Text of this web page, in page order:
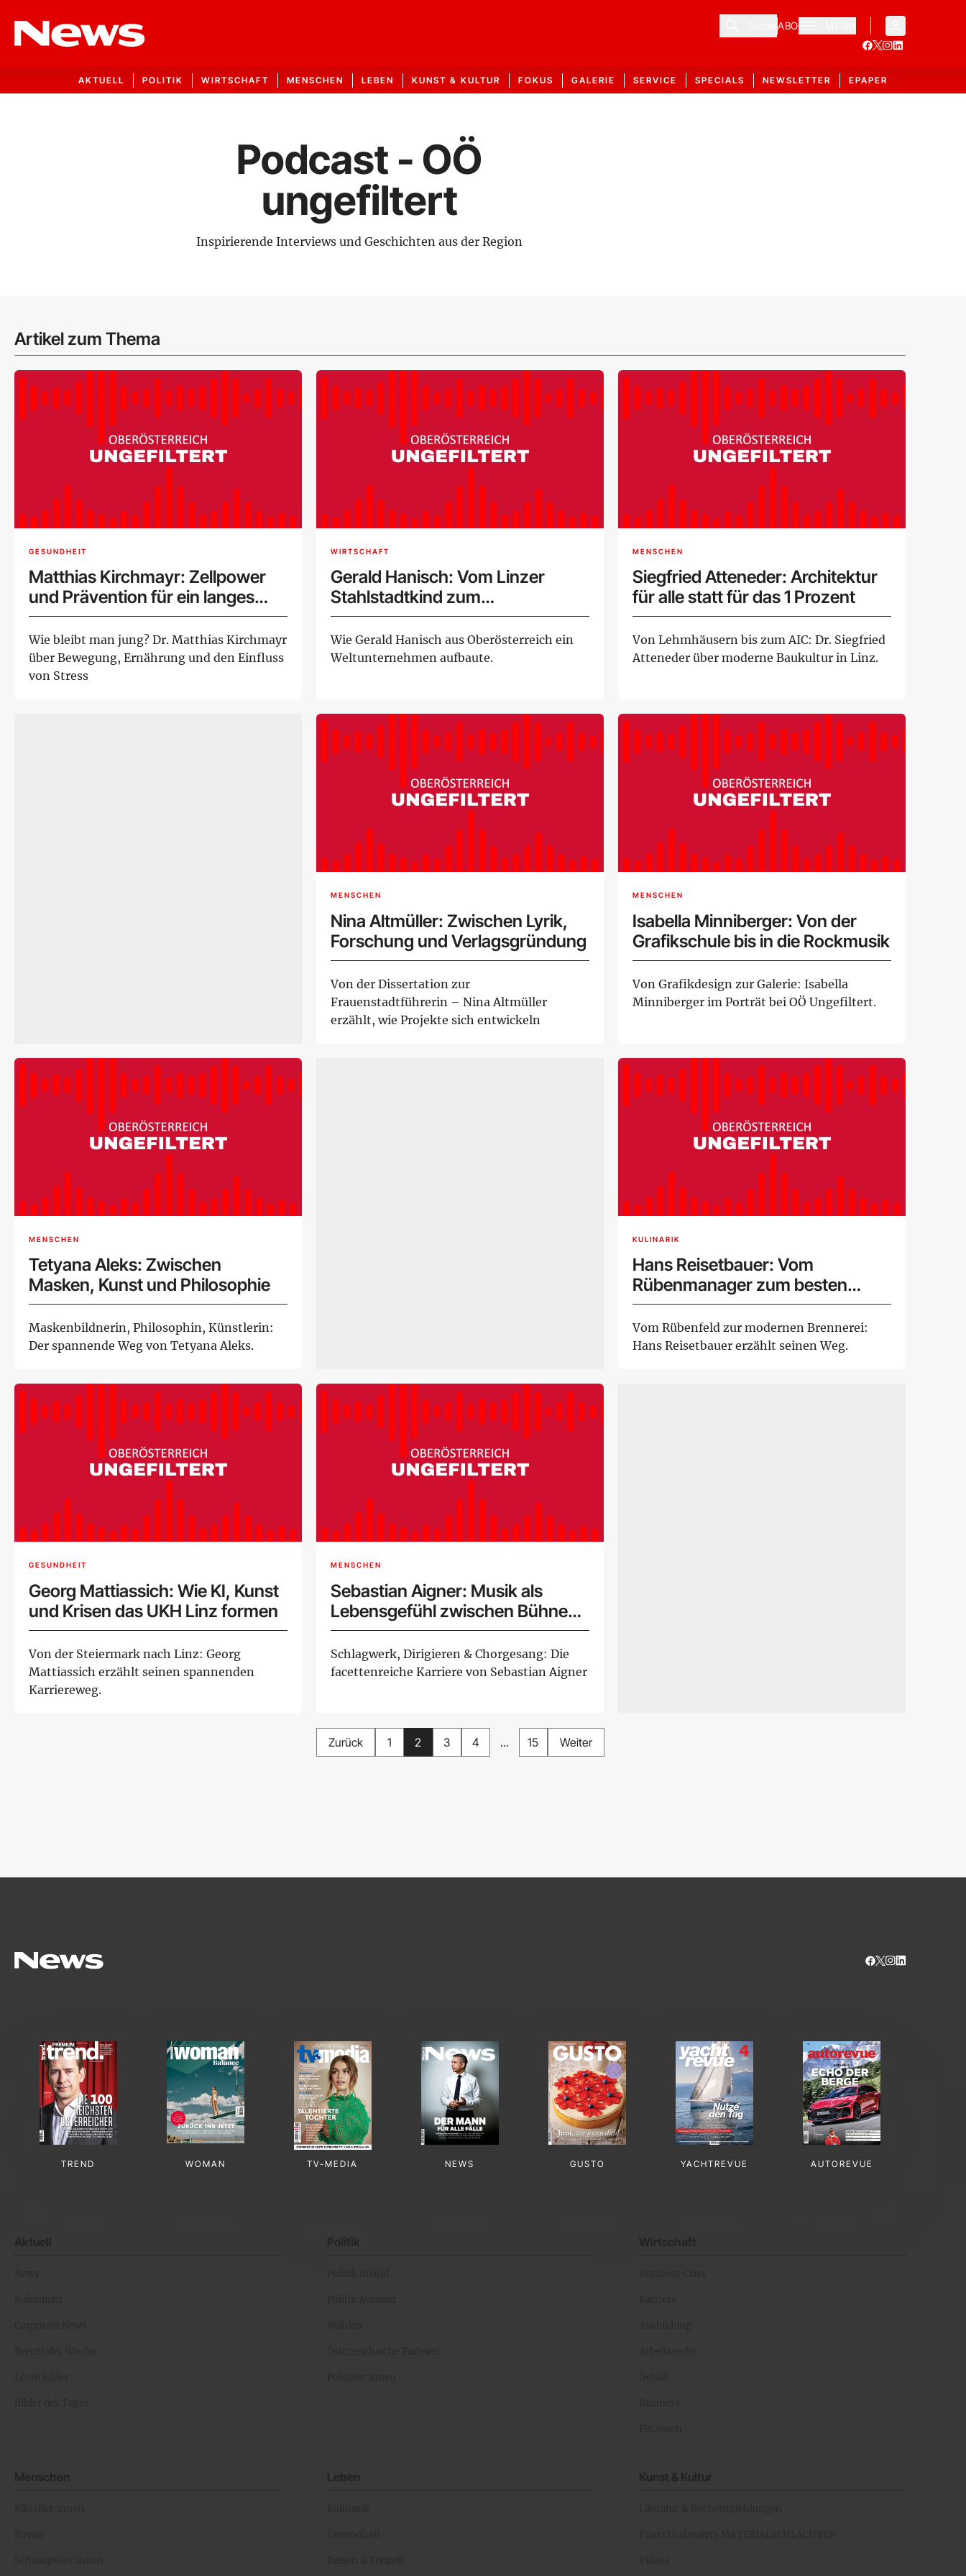
ABO
AKTUELL POLITIK WIRTSCHAFT MENSCHEN LEBEN KUNST & KULTUR FOKUS GALERIE SERVICE SPECIALS NEWSLETTER EPAPER
Podcast - OÖ
ungefiltert
Inspirierende Interviews und Geschichten aus der Region
Artikel zum Thema
GESUNDHEIT
Matthias Kirchmayr: Zellpower
und Prävention für ein langes
Leben
Wie bleibt man jung? Dr. Matthias Kirchmayr
über Bewegung, Ernährung und den Einfluss
von Stress
WIRTSCHAFT
Gerald Hanisch: Vom Linzer
Stahlstadtkind zum
Weltmarktführer
Wie Gerald Hanisch aus Oberösterreich ein
Weltunternehmen aufbaute.
MENSCHEN
Siegfried Atteneder: Architektur
für alle statt für das 1 Prozent
Von Lehmhäusern bis zum AIC: Dr. Siegfried
Atteneder über moderne Baukultur in Linz.
MENSCHEN
Nina Altmüller: Zwischen Lyrik,
Forschung und Verlagsgründung
Von der Dissertation zur
Frauenstadtführerin – Nina Altmüller
erzählt, wie Projekte sich entwickeln
MENSCHEN
Isabella Minniberger: Von der
Grafikschule bis in die Rockmusik
Von Grafikdesign zur Galerie: Isabella
Minniberger im Porträt bei OÖ Ungefiltert.
MENSCHEN
Tetyana Aleks: Zwischen
Masken, Kunst und Philosophie
Maskenbildnerin, Philosophin, Künstlerin:
Der spannende Weg von Tetyana Aleks.
KULINARIK
Hans Reisetbauer: Vom
Rübenmanager zum besten
Schnapsbrenner der Welt
Vom Rübenfeld zur modernen Brennerei:
Hans Reisetbauer erzählt seinen Weg.
GESUNDHEIT
Georg Mattiassich: Wie KI, Kunst
und Krisen das UKH Linz formen
Von der Steiermark nach Linz: Georg
Mattiassich erzählt seinen spannenden
Karriereweg.
MENSCHEN
Sebastian Aigner: Musik als
Lebensgefühl zwischen Bühne
und Leitung
Schlagwerk, Dirigieren & Chorgesang: Die
facettenreiche Karriere von Sebastian Aigner
Zurück 1 2 3 4 ... 15 Weiter
TREND WOMAN TV-MEDIA NEWS GUSTO YACHTREVUE AUTOREVUE